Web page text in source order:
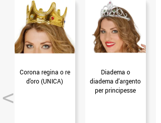
Corona regina o re
d'oro (UNICA)
Diadema o
diadema d'argento
per principesse